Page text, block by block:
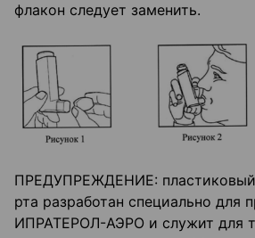
флакон следует заменить.
ПРЕДУПРЕЖДЕНИЕ:
рта разработан специально для
ИПРАТЕРОЛ-АЭРО и служит для